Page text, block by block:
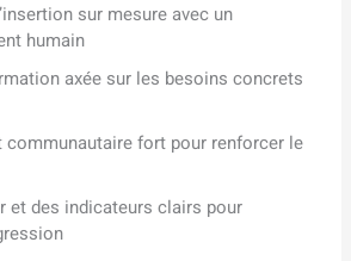
sur mesure avec un
humain
axée sur les besoins concrets
communautaire fort pour renforcer le
et des indicateurs clairs pour